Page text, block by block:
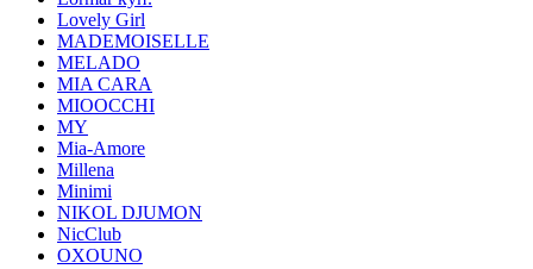
Lovely Girl
MADEMOISELLE
MELADO
MIA CARA
MIOOCCHI
MY
Mia-Amore
Millena
Minimi
NIKOL DJUMON
NicClub
OXOUNO